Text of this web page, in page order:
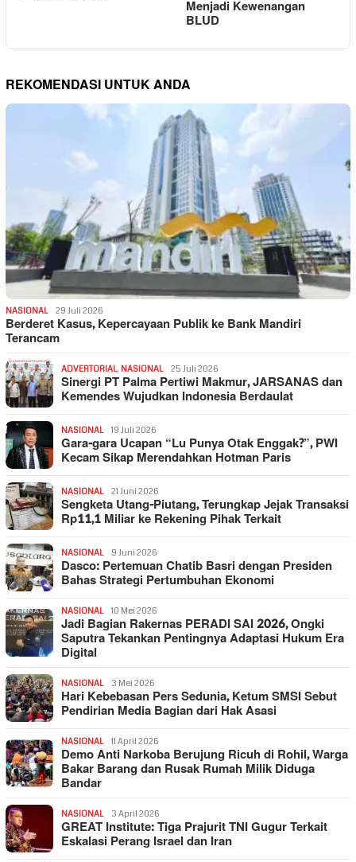
Menjadi Kewenangan
BLUD
REKOMENDASI UNTUK ANDA
NASIONAL 29 Juli 2026
Berderet Kasus, Kepercayaan Publik ke Bank Mandiri
Terancam
ADVERTORIAL, NASIONAL 25 Juli 2026
Sinergi PT Palma Pertiwi Makmur, JARSANAS dan
Kemendes Wujudkan Indonesia Berdaulat
NASIONAL 19 Juli 2026
Gara-gara Ucapan “Lu Punya Otak Enggak?”, PWI
Kecam Sikap Merendahkan Hotman Paris
NASIONAL 21 Juni 2026
Sengketa Utang-Piutang, Terungkap Jejak Transaksi
Rp11,1 Miliar ke Rekening Pihak Terkait
NASIONAL 9 Juni 2026
Dasco: Pertemuan Chatib Basri dengan Presiden
Bahas Strategi Pertumbuhan Ekonomi
NASIONAL 10 Mei 2026
Jadi Bagian Rakernas PERADI SAI 2026, Ongki
Saputra Tekankan Pentingnya Adaptasi Hukum Era
Digital
NASIONAL 3 Mei 2026
Hari Kebebasan Pers Sedunia, Ketum SMSI Sebut
Pendirian Media Bagian dari Hak Asasi
NASIONAL 11 April 2026
Demo Anti Narkoba Berujung Ricuh di Rohil, Warga
Bakar Barang dan Rusak Rumah Milik Diduga
Bandar
NASIONAL 3 April 2026
GREAT Institute: Tiga Prajurit TNI Gugur Terkait
Eskalasi Perang Israel dan Iran